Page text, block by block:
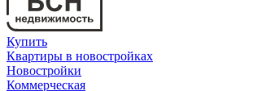
Купить
Квартиры в новостройках
Новостройки
Коммерческая